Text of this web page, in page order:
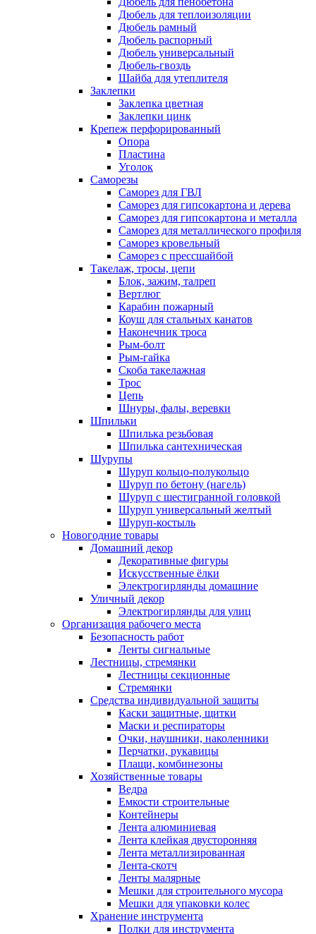
Дюбель для теплоизоляции
Дюбель рамный
Дюбель распорный
Дюбель универсальный
Дюбель-гвоздь
Шайба для утеплителя
Заклепки
Заклепка цветная
Заклепки цинк
Крепеж перфорированный
Опора
Пластина
Уголок
Саморезы
Саморез для ГВЛ
Саморез для гипсокартона и дерева
Саморез для гипсокартона и металла
Саморез для металлического профиля
Саморез кровельный
Саморез с прессшайбой
Такелаж, тросы, цепи
Блок, зажим, талреп
Вертлюг
Карабин пожарный
Коуш для стальных канатов
Наконечник троса
Рым-болт
Рым-гайка
Скоба такелажная
Трос
Цепь
Шнуры, фалы, веревки
Шпильки
Шпилька резьбовая
Шпилька сантехническая
Шурупы
Шуруп кольцо-полукольцо
Шуруп по бетону (нагель)
Шуруп с шестигранной головкой
Шуруп универсальный желтый
Шуруп-костыль
Новогодние товары
Домашний декор
Декоративные фигуры
Искусственные ёлки
Электрогирлянды домашние
Уличный декор
Электрогирлянды для улиц
Организация рабочего места
Безопасность работ
Ленты сигнальные
Лестницы, стремянки
Лестницы секционные
Стремянки
Средства индивидуальной защиты
Каски защитные, щитки
Маски и респираторы
Очки, наушники, наколенники
Перчатки, рукавицы
Плащи, комбинезоны
Хозяйственные товары
Ведра
Емкости строительные
Контейнеры
Лента алюминиевая
Лента клейкая двусторонняя
Лента металлизированная
Лента-скотч
Ленты малярные
Мешки для строительного мусора
Мешки для упаковки колес
Хранение инструмента
Полки для инструмента